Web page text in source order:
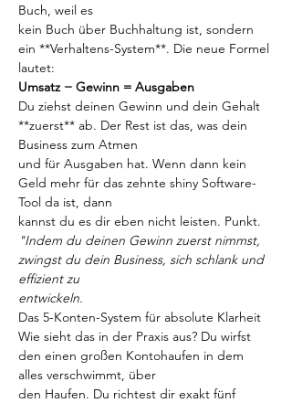
Buch, weil es
kein Buch über Buchhaltung ist, sondern
ein **Verhaltens-System**. Die neue Formel
lautet:
Umsatz − Gewinn = Ausgaben
Du ziehst deinen Gewinn und dein Gehalt
**zuerst** ab. Der Rest ist das, was dein
Business zum Atmen
und für Ausgaben hat. Wenn dann kein
Geld mehr für das zehnte shiny Software-
Tool da ist, dann
kannst du es dir eben nicht leisten. Punkt.
"Indem du deinen Gewinn zuerst nimmst,
zwingst du dein Business, sich schlank und
effizient zu
entwickeln.
Das 5-Konten-System für absolute Klarheit
Wie sieht das in der Praxis aus? Du wirfst
den einen großen Kontohaufen in dem
alles verschwimmt, über
den Haufen. Du richtest dir exakt fünf